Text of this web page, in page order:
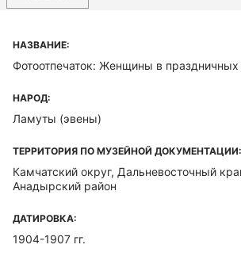
НАЗВАНИЕ:
Фотоотпечаток: Женщины в
НАРОД:
Ламуты (эвены)
ТЕРРИТОРИЯ ПО МУЗЕЙНОЙ ДОКУМЕНТАЦИИ:
Камчатский округ, Дальневосточный
Анадырский район
ДАТИРОВКА:
1904-1907 гг.